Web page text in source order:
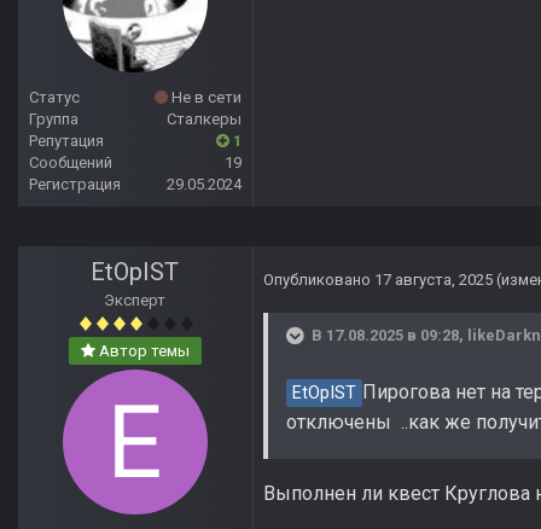
Статус
Не в сети
Группа
Сталкеры
Репутация
1
Сообщений
19
Регистрация
29.05.2024
EtOpIST
Эксперт
Автор темы
Опубликовано 17 августа, 2025
В 17.08.2025 в 09:28,
EtOpIST Пирогова нет на
отключены ..как же
Выполнен ли квест Круглова